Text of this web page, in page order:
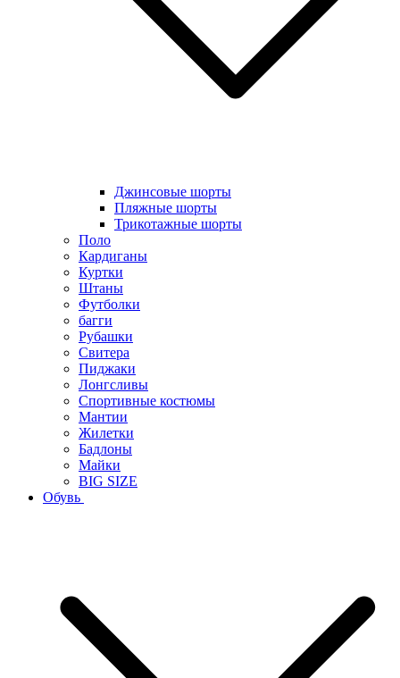
Джинсовые шорты
Пляжные шорты
Трикотажные шорты
Поло
Кардиганы
Куртки
Штаны
Футболки
багги
Рубашки
Свитера
Пиджаки
Лонгсливы
Спортивные костюмы
Мантии
Жилетки
Бадлоны
Майки
BIG SIZE
Обувь